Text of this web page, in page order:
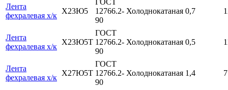
Лента
фехралевая х/к
Х23Ю5
ГОСТ
12766.2-
90
Холоднокатаная 0,7
Лента
фехралевая х/к
Х23Ю5Т
ГОСТ
12766.2-
90
Холоднокатаная 0,5
Лента
фехралевая х/к
Х27Ю5Т
ГОСТ
12766.2-
90
Холоднокатаная 1,4 7